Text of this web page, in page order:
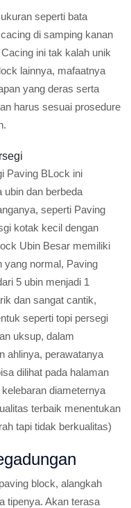
seperti bata
di samping kanan
ini tak kalah unik
lainnya, mafaatnya
yang deras serta
harus sesuai prosedure
Paving BLock ini
ubin dan berbeda
seperti Paving
kotak kecil dengan
Ubin Besar memiliki
yang normal, Paving
5 ubin menjadi 1
dan sangat cantik,
seperti topi persegi
uksup, dalam
ahlinya, perawatanya
dilihat pada halaman
diameternya
terbaik menentukan
tapi tidak berkualitas)
block, alangkah
tipenya. Akan terasa